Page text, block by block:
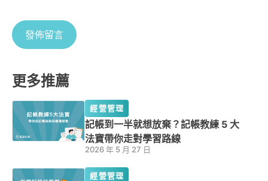
更多推薦
經營管理
記帳到一半就想放棄？記帳教練 5 大
法寶帶你走對學習路線
2026 年 5 月 27 日
經營管理